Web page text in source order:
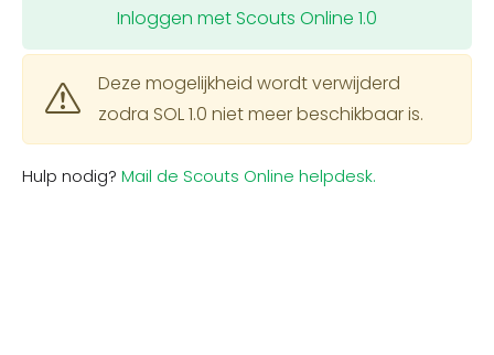
Inloggen met Scouts Online 1.0
Deze mogelijkheid wordt verwijderd
zodra SOL 1.0 niet meer beschikbaar is.
Hulp nodig? Mail de Scouts Online helpdesk.